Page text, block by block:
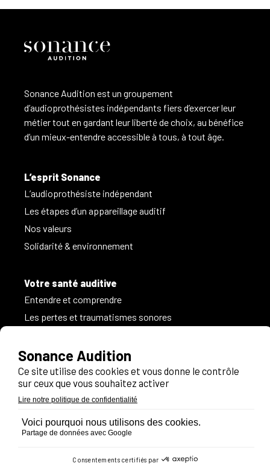
Sonance Audition est un groupement
d’audioprothésistes indépendants fiers d’exercer leur
métier tout en gardant leur liberté de choix, au bénéfice
d’un mieux-entendre accessible à tous, à tout âge.
L’esprit Sonance
L’audioprothésiste indépendant
Les étapes d’un appareillage auditif
Nos valeurs
Solidarité & environnement
Votre santé auditive
Entendre et comprendre
Les pertes et traumatismes sonores
FAQ
Testez votre audition en ligne
Trouver un centre
Nos solutions auditives
Comment choisir son appareil auditif?
Les différents types d’appareils auditifs : les